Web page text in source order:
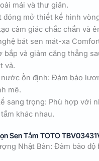
mái và thư giãn.
đóng mở thiết kế hình
cảm giác chắc chắn và
bát sen mát-xa
bắp và giảm căng thẳng
vả.
ổn định: Đảm bảo
mẽ.
sang trọng: Phù hợp với
khác nhau.
Sen Tắm TOTO
Nhật Bản: Đảm bảo độ